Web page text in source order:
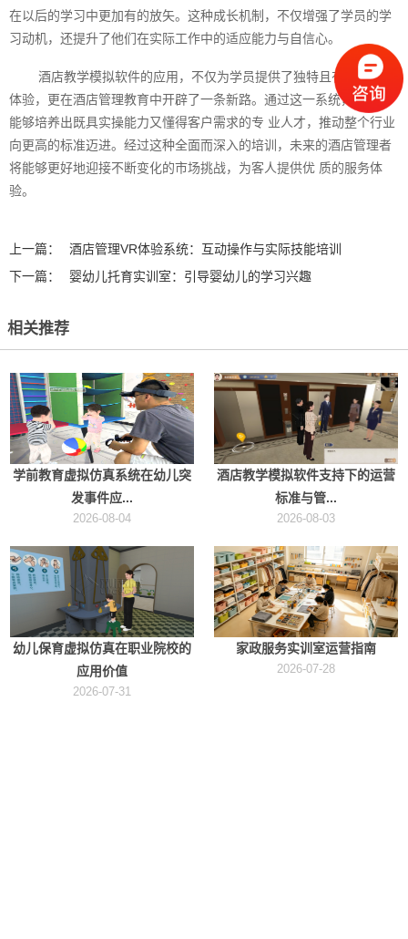
在以后的学习中更加有的放矢。这种成长机制，不仅增强了学员的学
习动机，还提升了他们在实际工作中的适应能力与自信心。
酒店教学模拟软件的应用，不仅为学员提供了独特且有效的学习
体验，更在酒店管理教育中开辟了一条新路。通过这一系统，教育者
能够培养出既具实操能力又懂得客户需求的专 业人才，推动整个行业
向更高的标准迈进。经过这种全面而深入的培训，未来的酒店管理者
将能够更好地迎接不断变化的市场挑战，为客人提供优 质的服务体
验。‍
上一篇：
酒店管理VR体验系统：互动操作与实际技能培训
下一篇：
婴幼儿托育实训室：引导婴幼儿的学习兴趣
相关推荐
学前教育虚拟仿真系统在幼儿突
发事件应...
2026-08-04
酒店教学模拟软件支持下的运营
标准与管...
2026-08-03
幼儿保育虚拟仿真在职业院校的
应用价值
2026-07-31
家政服务实训室运营指南
2026-07-28